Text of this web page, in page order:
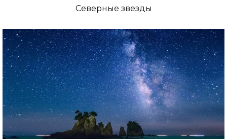
Северные звезды